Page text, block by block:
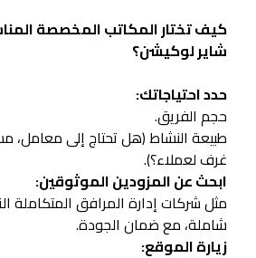
كيف تختار المكاتب المخصصة
شاير لوكيشن؟
حدد احتياجاتك:
حجم الفريق.
طبيعة النشاط (هل تحتاج إلى معامل،
غرف لعملاء؟).
ابحث عن المزودين الموثوقين:
مثل شركات إدارة المرافق المتكاملة
شاملة، مع ضمان الجودة.
زيارة الموقع: